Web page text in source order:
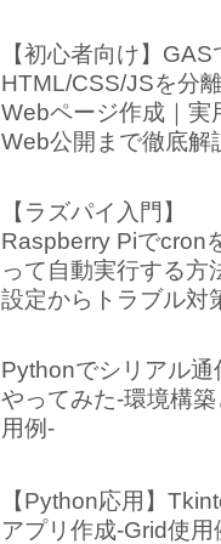
【初心者向け】GAS
HTML/CSS/JSを分
Webページ作成｜実
Web公開まで徹底解
【ラズパイ入門】
Raspberry Piでcron
って自動実行する方
設定からトラブル対
Pythonでシリアル通
やってみた-環境構築
用例-
【Python応用】
アプリ作成-Grid使用